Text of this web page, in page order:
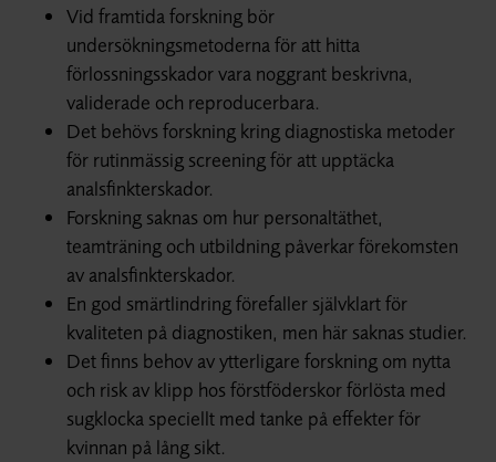
Vid framtida forskning bör
undersökningsmetoderna för att hitta
förlossningsskador vara noggrant beskrivna,
validerade och reproducerbara.
Det behövs forskning kring diagnostiska metoder
för rutinmässig screening för att upptäcka
analsfinkterskador.
Forskning saknas om hur personaltäthet,
teamträning och utbildning påverkar förekomsten
av analsfinkterskador.
En god smärtlindring förefaller självklart för
kvaliteten på diagnostiken, men här saknas studier.
Det finns behov av ytterligare forskning om nytta
och risk av klipp hos förstföderskor förlösta med
sugklocka speciellt med tanke på effekter för
kvinnan på lång sikt.